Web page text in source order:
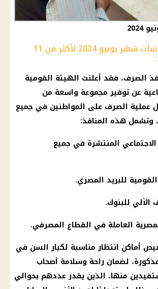
منافذ صرف معاشات شهر يونيو 2024 لأكثر من 11
الصرف، فقد أعلنت الهيئة القومية
عن توفير مجموعة واسعة من
عملية الصرف على المواطنين في جميع
وتشمل هذه المنافذ:
المنتشرة في جميع
للبريد المصري.
الآلي للبنوك.
العاملة في القطاع المصرفي.
أماكن انتظار مناسبة لكبار السن في
لضمان راحة وسلامة أصحاب
منها، الذين يقدر عددهم بحوالي